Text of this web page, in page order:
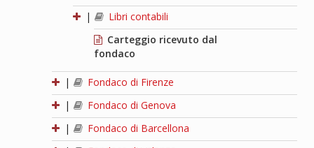
|
Libri contabili
Carteggio ricevuto dal
fondaco
|
Fondaco di Firenze
|
Fondaco di Genova
|
Fondaco di Barcellona